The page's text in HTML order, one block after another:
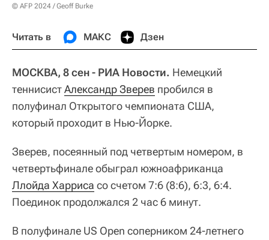
© AFP 2024 / Geoff Burke
Читать в МАКС Дзен
МОСКВА, 8 сен - РИА Новости. Немецкий
теннисистАлександр Зверев пробился в
полуфинал Открытого чемпионата США,
который проходит в Нью-Йорке.
Зверев, посеянный под четвертым номером, в
четвертьфинале обыграл южноафриканца
Ллойда Харриса со счетом 7:6 (8:6), 6:3, 6:4.
Поединок продолжался 2 час 6 минут.
В полуфинале US Open соперником 24-летнего